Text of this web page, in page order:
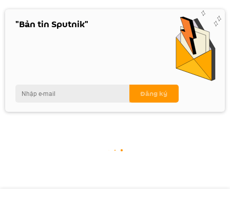
"Bản tin Sputnik"